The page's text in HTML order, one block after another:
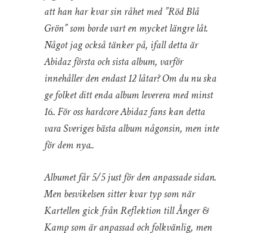
att han har kvar sin råhet med ”Röd Blå
Grön” som borde vart en mycket längre låt.
Något jag också tänker på, ifall detta är
Abidaz första och sista album, varför
innehåller den endast 12 låtar? Om du nu ska
ge folket ditt enda album leverera med minst
16.. För oss hardcore Abidaz fans kan detta
vara Sveriges bästa album någonsin, men inte
för dem nya..
Albumet får 5/5 just för den anpassade sidan.
Men besvikelsen sitter kvar typ som när
Kartellen gick från Reflektion till Ånger &
Kamp som är anpassad och folkvänlig, men